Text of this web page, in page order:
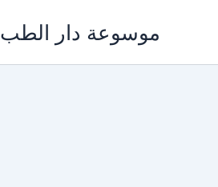
موسوعة دار الطب